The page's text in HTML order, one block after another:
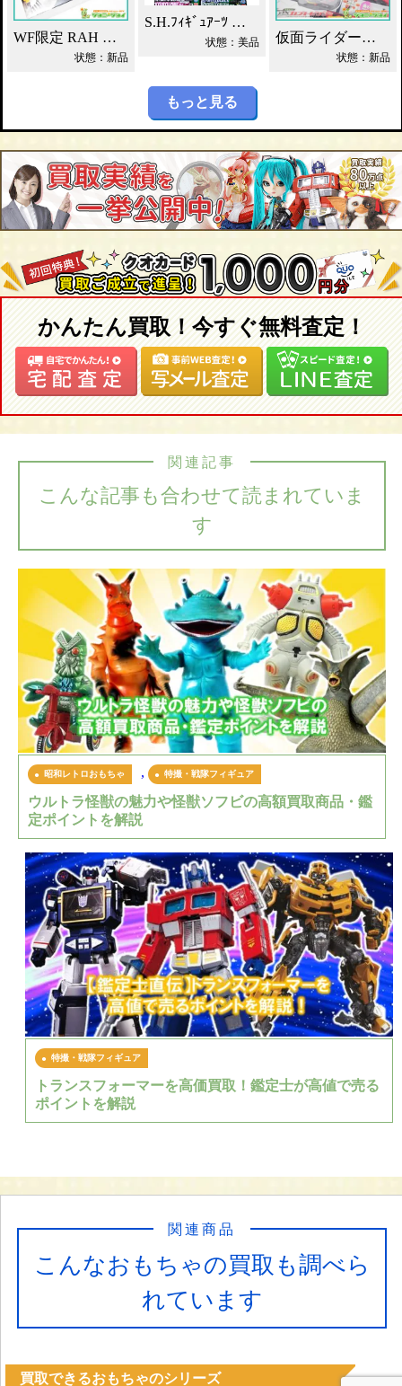
WF限定 RAH シャドームーン Ver.1.5 2012DX 買取！
状態：新品
S.H.ﾌｨｷﾞｭｱｰﾂ 獣電戦隊ｷｮｳﾘｭｳｼﾞｬｰ買取！
状態：美品 仮面ライダーカブト DXカブトゼクター買取！
状態：新品
もっと見る
かんたん買取！今すぐ無料査定！
こんな記事も合わせて読まれていま
す
関連記事
昭和レトロおもちゃ , 特撮・戦隊フィギュア
ウルトラ怪獣の魅力や怪獣ソフビの高額買取商品・鑑
定ポイントを解説
特撮・戦隊フィギュア
トランスフォーマーを高価買取！鑑定士が高値で売る
ポイントを解説
こんなおもちゃの買取も調べら
れています
関連商品
買取できるおもちゃのシリーズ